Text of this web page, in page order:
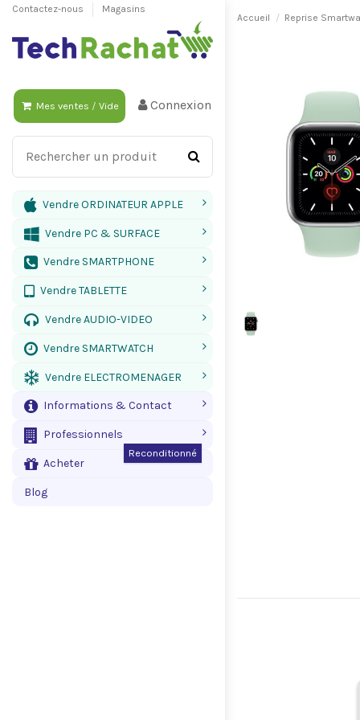
Contactez-nous Magasins
Mes ventes / Vide Connexion
Vendre ORDINATEUR APPLE
Vendre PC & SURFACE
Vendre SMARTPHONE
Vendre TABLETTE
Vendre AUDIO-VIDEO
Vendre SMARTWATCH
Vendre ELECTROMENAGER
Informations & Contact
Professionnels
Acheter
Reconditionné
Blog
Accueil Reprise